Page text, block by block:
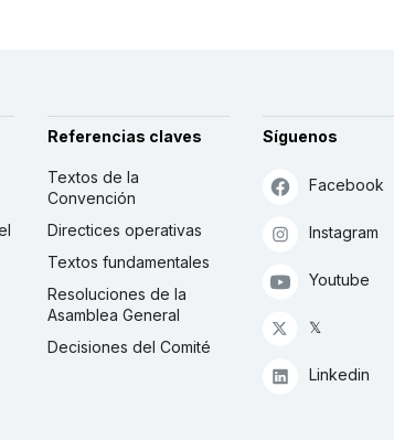
Referencias claves
Textos de la
Convención
Directices operativas
Textos fundamentales
Resoluciones de la
Asamblea General
Decisiones del Comité
Síguenos
Facebook
Instagram
Youtube
𝕏
Linkedin